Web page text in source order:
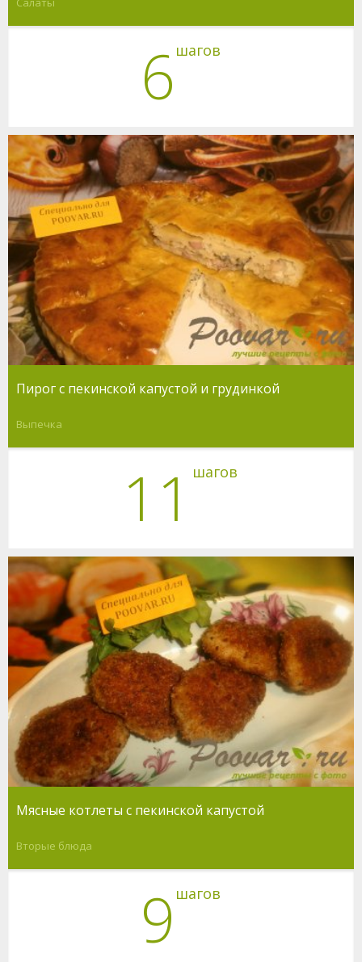
6 шагов
Пирог с пекинской капустой и грудинкой
Выпечка
11 шагов
Мясные котлеты с пекинской капустой
Вторые блюда
9 шагов